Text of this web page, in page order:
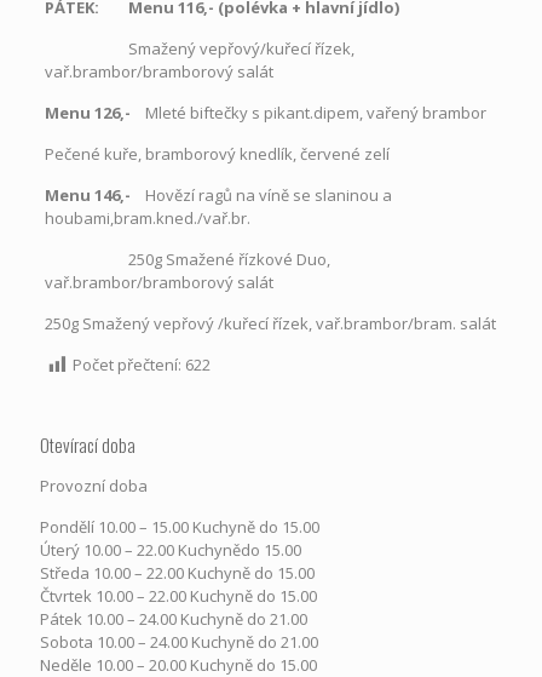
PÁTEK: Menu 116,- (polévka + hlavní jídlo)
Smažený vepřový/kuřecí řízek,
vař.brambor/bramborový salát
Menu 126,- Mleté biftečky s pikant.dipem, vařený brambor
Pečené kuře, bramborový knedlík, červené zelí
Menu 146,- Hovězí ragů na víně se slaninou a
houbami,bram.kned./vař.br.
250g Smažené řízkové Duo,
vař.brambor/bramborový salát
250g Smažený vepřový /kuřecí řízek, vař.brambor/bram. salát
Počet přečtení: 622
Otevírací doba
Provozní doba
Pondělí​ 10.00 – 15.00​​ Kuchyně do 15.00
Úterý ​10.00 – 22.00​​ Kuchynědo 15.00
Středa ​10.00 – 22.00 ​​Kuchyně do 15.00
Čtvrtek​ 10.00 – 22.00 ​​Kuchyně do 15.00
Pátek​ 10.00 – 24.00​​ Kuchyně do 21.00
Sobota ​10.00 – 24.00​​ Kuchyně do 21.00
Neděle ​10.00 – 20.00​​ Kuchyně do 15.00